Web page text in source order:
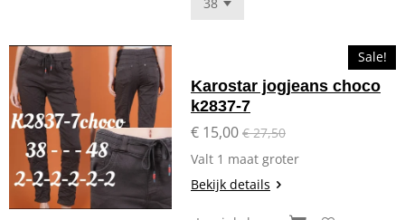
Sale!
Karostar jogjeans choco
k2837-7
€ 15,00 € 27,50
Valt 1 maat groter
Bekijk details